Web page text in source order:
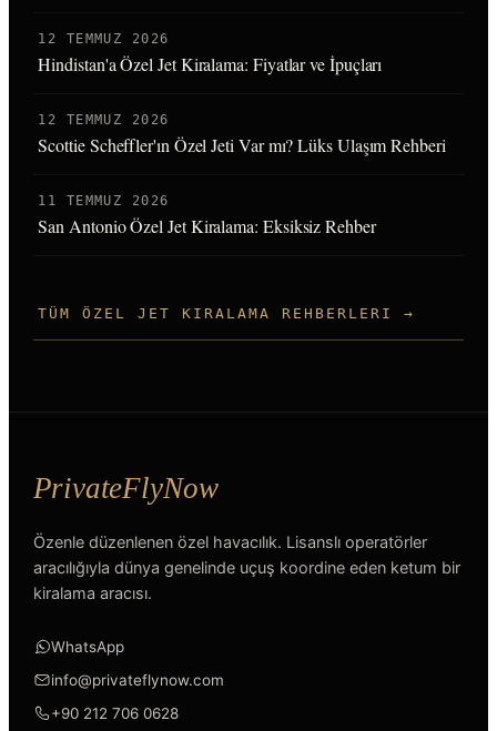
12 TEMMUZ 2026
Hindistan'a Özel Jet Kiralama: Fiyatlar ve İpuçları
12 TEMMUZ 2026
Scottie Scheffler'ın Özel Jeti Var mı? Lüks Ulaşım Rehberi
11 TEMMUZ 2026
San Antonio Özel Jet Kiralama: Eksiksiz Rehber
TÜM ÖZEL JET KIRALAMA REHBERLERI →
Özenle düzenlenen özel havacılık. Lisanslı operatörler
aracılığıyla dünya genelinde uçuş koordine eden ketum bir
kiralama aracısı.
WhatsApp
info@privateflynow.com
+90 212 706 0628